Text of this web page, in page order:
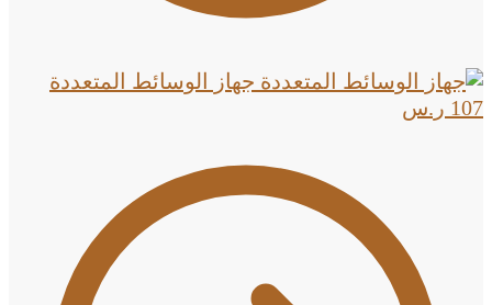
جهاز الوسائط المتعددة
107 ر.س